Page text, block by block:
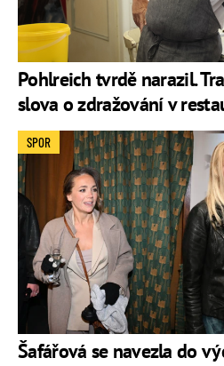
Pohlreich tvrdě narazil.
slova o zdražování v
Šafářová se navezla do
SPOR